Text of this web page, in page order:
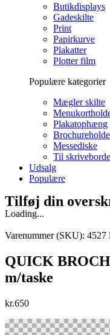
Butikdisplays
Gadeskilte
Print
Papirkurve
Plakatter
Plotter film
Populære kategorier
Mægler skilte
Plakatophæng
Messediske
Til
Udsalg
Populære
Tilføj din
Loading...
Varenummer (SKU): 4527
QUICK
m/taske
kr.650